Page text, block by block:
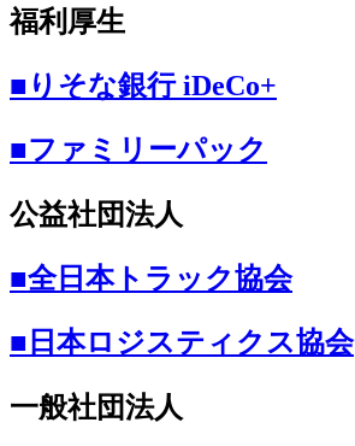
福利厚生
■りそな銀行 iDeCo+
■ファミリーパック
公益社団法人
■全日本トラック協会
■日本ロジスティクス協会
一般社団法人